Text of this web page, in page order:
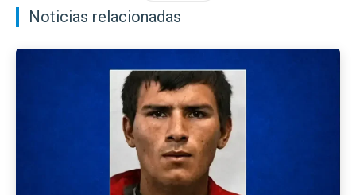
Noticias relacionadas